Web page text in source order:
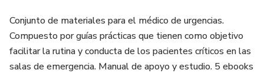
Conjunto de materiales para el médico de urgencias.
Compuesto por guías prácticas que tienen como objetivo
facilitar la rutina y conducta de los pacientes críticos en las
salas de emergencia. Manual de apoyo y estudio. 5 ebooks